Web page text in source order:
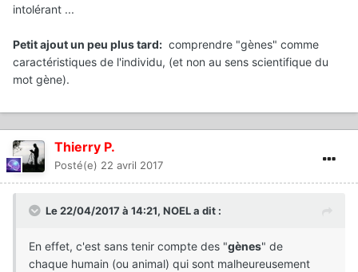
intolérant ...
Petit ajout un peu plus tard: comprendre "gènes" comme
caractéristiques de l'individu, (et non au sens scientifique du
mot gène).
Thierry P.
Posté(e) 22 avril 2017
Le 22/04/2017 à 14:21, NOELa dit :
En effet, c'est sans tenir compte des "gènes" de
chaque humain (ou animal) qui sont malheureusement